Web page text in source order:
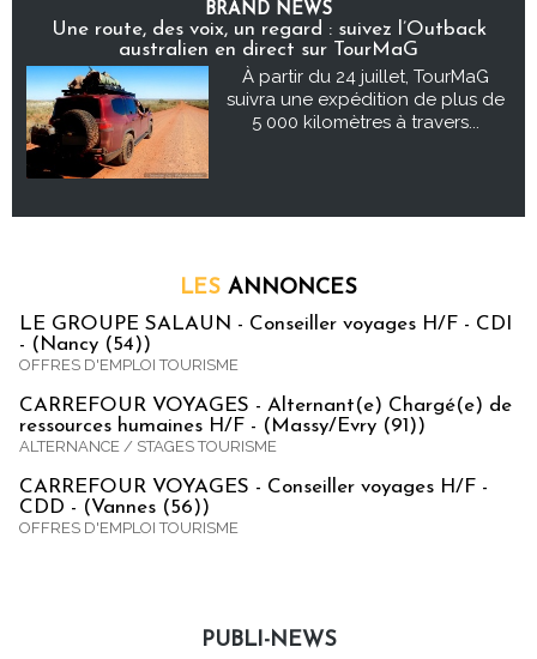
BRAND NEWS
Une route, des voix, un regard : suivez l’Outback
australien en direct sur TourMaG
À partir du 24 juillet, TourMaG
suivra une expédition de plus de
5 000 kilomètres à travers...
LES ANNONCES
LE GROUPE SALAUN - Conseiller voyages H/F - CDI
- (Nancy (54))
OFFRES D'EMPLOI TOURISME
CARREFOUR VOYAGES - Alternant(e) Chargé(e) de
ressources humaines H/F - (Massy/Evry (91))
ALTERNANCE / STAGES TOURISME
CARREFOUR VOYAGES - Conseiller voyages H/F -
CDD - (Vannes (56))
OFFRES D'EMPLOI TOURISME
PUBLI-NEWS